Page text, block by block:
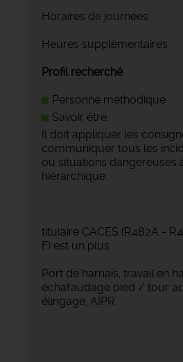
Horaires de journées
Heures supplémentaires
Profil recherché
Personne méthodique
Savoir être.
Il doit appliquer les
communiquer tous les
ou situations dangereuses
hiérarchique.
titulaire CACES (R482A -
F) est un plus
Port de harnais, travail en
échafaudage pied / tour
élingage, AIPR.